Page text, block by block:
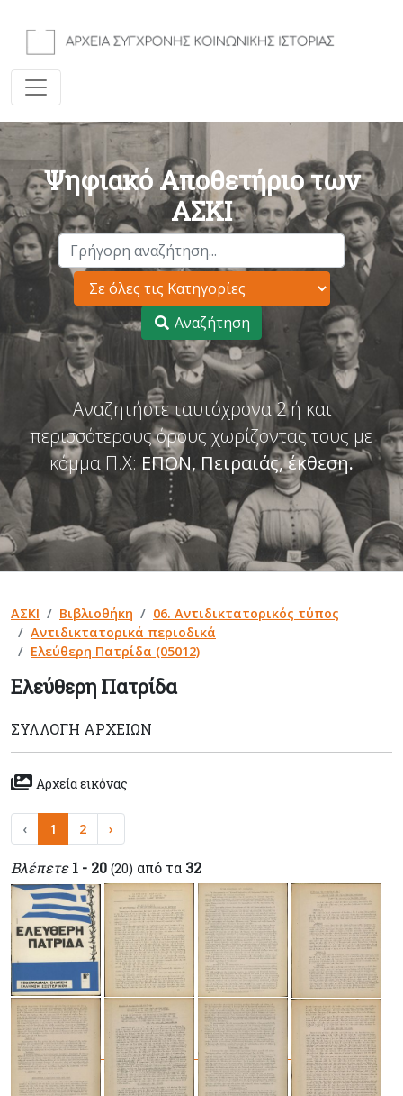
Ψηφιακό Αποθετήριο των
ΑΣΚΙ
Αναζήτηση
Αναζητήστε ταυτόχρονα 2 ή και
περισσότερους όρους χωρίζοντας τους με
κόμμα Π.Χ: ΕΠΟΝ, Πειραιάς, έκθεση.
ΑΣΚΙ Βιβλιοθήκη
06. Αντιδικτατορικός τύπος
Αντιδικτατορικά περιοδικά
Ελεύθερη Πατρίδα (05012)
Ελεύθερη Πατρίδα
ΣΥΛΛΟΓΉ ΑΡΧΕΊΩΝ
Αρχεία εικόνας
‹ 1 2 ›
Βλέπετε 1 - 20 (20) από τα 32